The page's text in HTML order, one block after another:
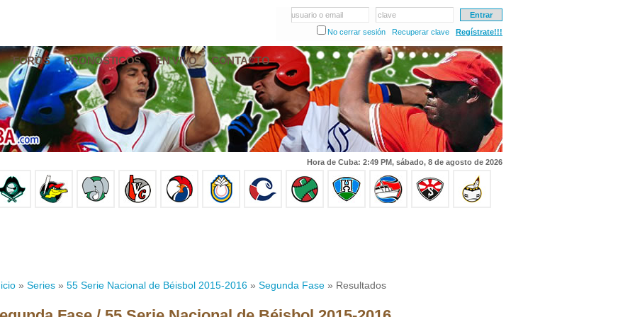
usuario o email
clave
No cerrar sesión
Recuperar clave Regístrate!!!
FOROS PRONÓSTICOS EN VIVO CONTACTO
Hora de Cuba: 2:49 PM, sábado, 8 de agosto de 2026
» Series » 55 Serie Nacional de Béisbol 2015-2016 » Segunda Fase » Resultados